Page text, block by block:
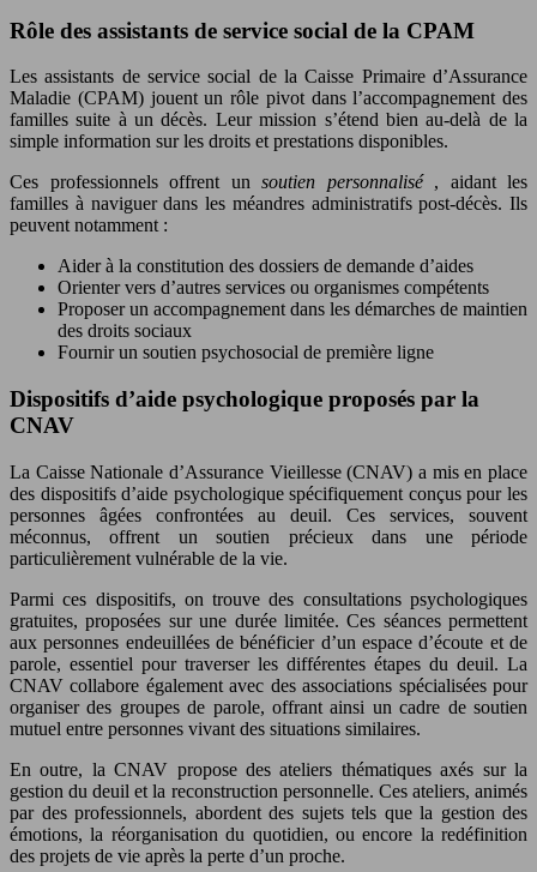
Rôle des assistants de service social de la CPAM
Les assistants de service social de la Caisse Primaire d’Assurance
Maladie (CPAM) jouent un rôle pivot dans l’accompagnement des
familles suite à un décès. Leur mission s’étend bien au-delà de la
simple information sur les droits et prestations disponibles.
Ces professionnels offrent un soutien personnalisé , aidant les
familles à naviguer dans les méandres administratifs post-décès. Ils
peuvent notamment :
Aider à la constitution des dossiers de demande d’aides
Orienter vers d’autres services ou organismes compétents
Proposer un accompagnement dans les démarches de maintien
des droits sociaux
Fournir un soutien psychosocial de première ligne
Dispositifs d’aide psychologique proposés par la
CNAV
La Caisse Nationale d’Assurance Vieillesse (CNAV) a mis en place
des dispositifs d’aide psychologique spécifiquement conçus pour les
personnes âgées confrontées au deuil. Ces services, souvent
méconnus, offrent un soutien précieux dans une période
particulièrement vulnérable de la vie.
Parmi ces dispositifs, on trouve des consultations psychologiques
gratuites, proposées sur une durée limitée. Ces séances permettent
aux personnes endeuillées de bénéficier d’un espace d’écoute et de
parole, essentiel pour traverser les différentes étapes du deuil. La
CNAV collabore également avec des associations spécialisées pour
organiser des groupes de parole, offrant ainsi un cadre de soutien
mutuel entre personnes vivant des situations similaires.
En outre, la CNAV propose des ateliers thématiques axés sur la
gestion du deuil et la reconstruction personnelle. Ces ateliers, animés
par des professionnels, abordent des sujets tels que la gestion des
émotions, la réorganisation du quotidien, ou encore la redéfinition
des projets de vie après la perte d’un proche.